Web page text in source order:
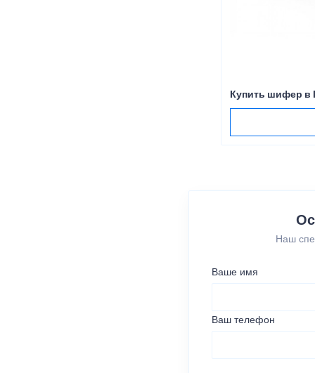
Купить шифер в
Наш
Ваше имя
Ваш телефон